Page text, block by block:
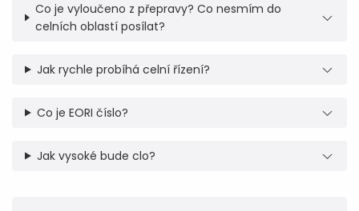
Co je vyloučeno z přepravy? Co nesmím do
celních oblastí posílat?
Jak rychle probíhá celní řízení?
Co je EORI číslo?
Jak vysoké bude clo?